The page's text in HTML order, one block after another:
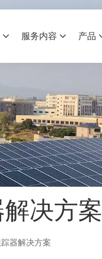
服务内容 产品
决方案
器解决方案